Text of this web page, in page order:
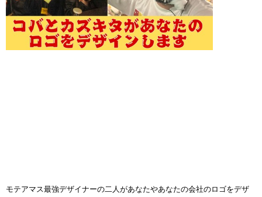
モテアマス最強デザイナーの二人があなたやあなたの会社のロゴをデザ